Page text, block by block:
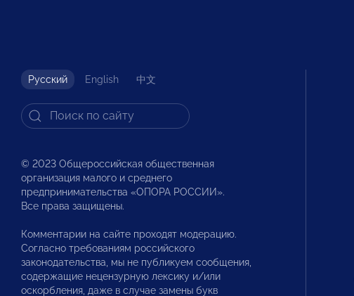
Русский English 中文
© 2023 Общероссийская общественная
организация малого и среднего
предпринимательства «ОПОРА РОССИИ».
Все права защищены.
Комментарии на сайте проходят модерацию.
Согласно требованиям российского
законодательства, мы не публикуем сообщения,
содержащие нецензурную лексику и/или
оскорбления, даже в случае замены букв